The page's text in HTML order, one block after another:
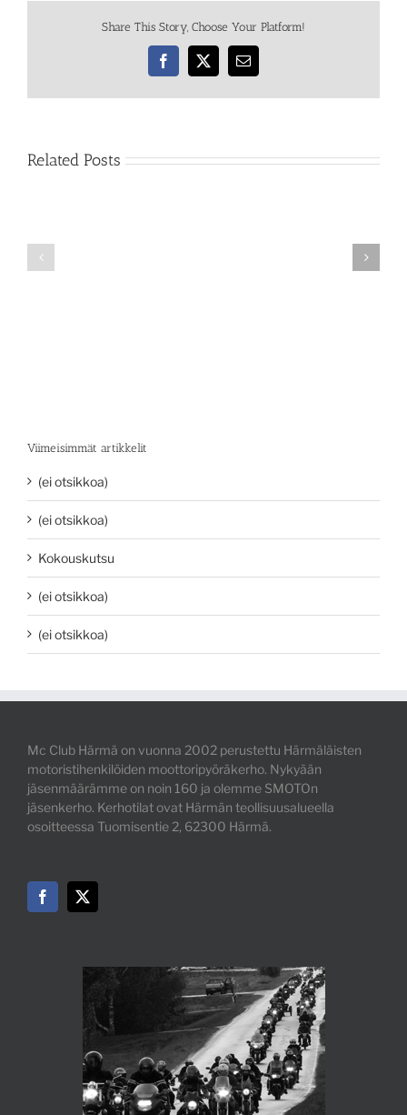
Share This Story, Choose Your Platform!
Facebook
X Email
Related Posts
Viimeisimmät artikkelit
(ei otsikkoa)
(ei otsikkoa)
Kokouskutsu
(ei otsikkoa)
(ei otsikkoa)
Mc Club Härmä on vuonna 2002 perustettu Härmäläisten
motoristihenkilöiden moottoripyöräkerho. Nykyään
jäsenmäärämme on noin 160 ja olemme SMOTOn
jäsenkerho. Kerhotilat ovat Härmän teollisuusalueella
osoitteessa Tuomisentie 2, 62300 Härmä.